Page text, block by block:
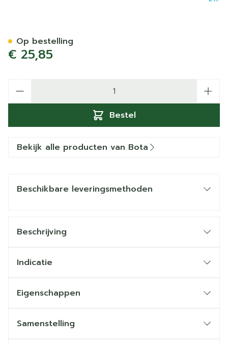
€ 25,85
Bestel
Op bestelling
Bekijk alle producten van Bota
Beschikbare leveringsmethoden
Beschrijving
Indicatie
Eigenschappen
Samenstelling